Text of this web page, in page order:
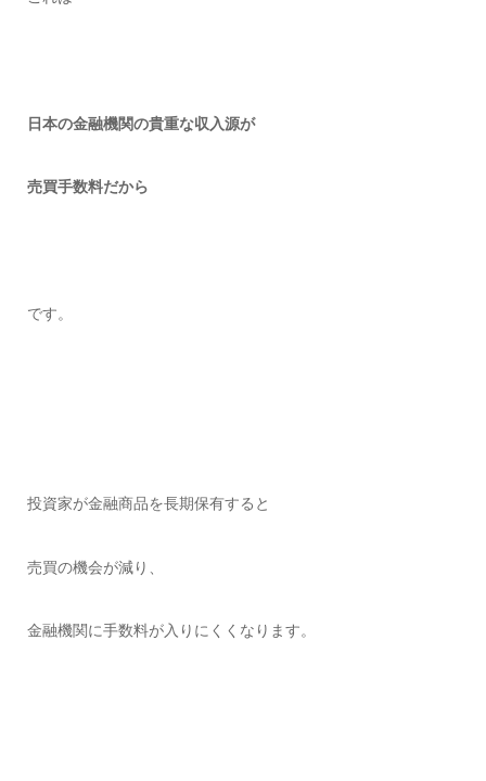
日本の金融機関の貴重な収入源が
売買手数料だから
です。
投資家が金融商品を長期保有すると
売買の機会が減り、
金融機関に手数料が入りにくくなります。